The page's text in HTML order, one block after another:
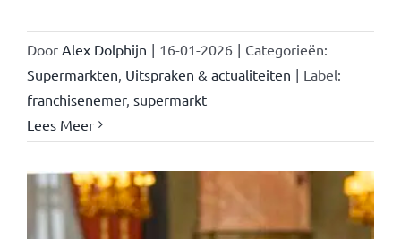
Door Alex Dolphijn | 16-01-2026 | Categorieën:
Supermarkten Uitspraken & actualiteiten | Label:
franchisenemer, supermarkt
Lees Meer